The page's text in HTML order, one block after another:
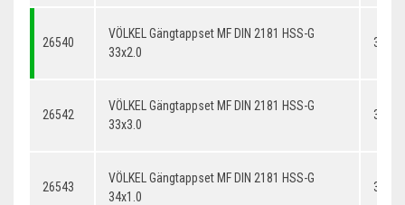
26540
VÖLKEL Gängtappset MF DIN 2181 HSS-G
33x2.0
26542
VÖLKEL Gängtappset MF DIN 2181 HSS-G
33x3.0
26543
VÖLKEL Gängtappset MF DIN 2181 HSS-G
34x1.0